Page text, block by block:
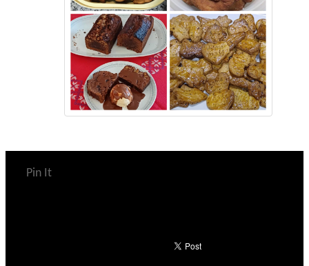
Pin It